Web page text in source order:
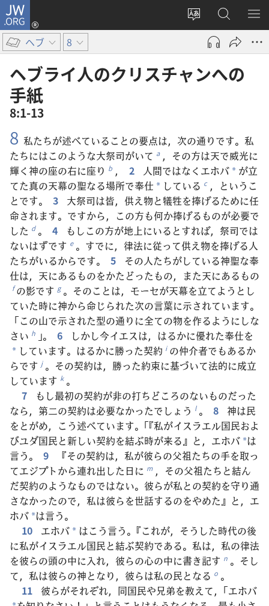
JW.ORG
サ
ト
の
言
え
る
ロ
グ
ン
（新
し
で
開
く）
JW.ORG
の
検
索
メ
を
ヘブ 8
ヘブライ​人​の​クリスチャン​へ​の​
手紙
8:1-13
8 私たちが述べていることの要点は，次の通りです。私
たちにはこのような大祭司がいて a ，その方は天で威光に
輝く神の座の右に座り b ， 2 人間ではなくエホバ * が立
てた真の天幕の聖なる場所で奉仕 * している c ，というこ
とです。
3
大祭司は皆，供え物と犠牲を捧げるために任
命されます。ですから，この方も何か捧げるものが必要で
した d 。 4
もしこの方が地上にいるとすれば，祭司では
ないはずです e 。すでに，律法に従って供え物を捧げる人
たちがいるからです。
5
その人たちがしている神聖な奉
仕は，天にあるものをかたどったもの，また天にあるもの
f の影です g 。そのことは，モーセが天幕を立てようとし
ていた時に神から命じられた次の言葉に示されています。
「この山で示された型の通りに全ての物を作るようにしな
さい h 」。 6 しかし今イエスは，はるかに優れた奉仕を
* しています。はるかに勝った契約 i の仲介者でもあるか
らです j 。その契約は，勝った約束に基づいて法的に成立
しています k 。
7
もし最初の契約が非の打ちどころのないものだった
なら，第二の契約は必要なかったでしょう l 。 8
神は民
をとがめ，こう述べています。「『私がイスラエル国民およ
びユダ国民と新しい契約を結ぶ時が来る』と，エホバ *は
言う。
9
『その契約は，私が彼らの父祖たちの手を取っ
てエジプトから連れ出した日に m ，その父祖たちと結ん
だ契約のようなものではない。彼らが私との契約を守り通
さなかったので，私は彼らを世話するのをやめた』と，エ
ホバ *は言う。
10
エホバ * はこう言う。『これが，そうした時代の後
に私がイスラエル国民と結ぶ契約である。私は，私の律法
を彼らの頭の中に入れ，彼らの心の中に書き記す n 。そし
て，私は彼らの神となり，彼らは私の民となる o 。
11
彼らがそれぞれ，同国民や兄弟を教えて，「エホバ